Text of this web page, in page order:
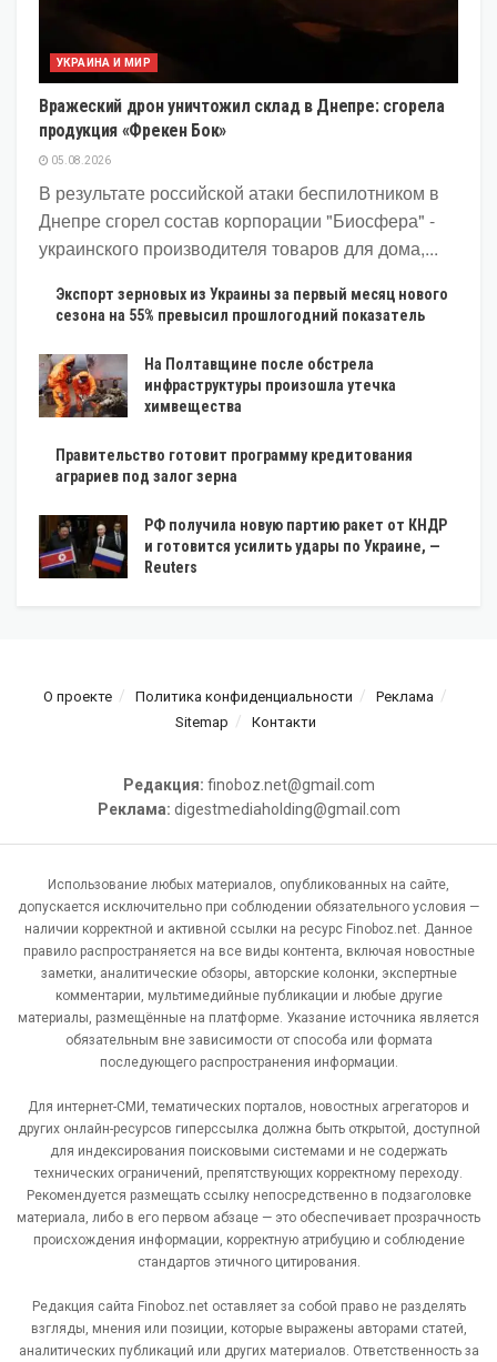
УКРАИНА И МИР
Вражеский дрон уничтожил склад в Днепре: сгорела
продукция «Фрекен Бок»
05.08.2026
В результате российской атаки беспилотником в
Днепре сгорел состав корпорации "Биосфера" -
украинского производителя товаров для дома,...
Экспорт зерновых из Украины за первый месяц нового
сезона на 55% превысил прошлогодний показатель
На Полтавщине после обстрела
инфраструктуры произошла утечка
химвещества
Правительство готовит программу кредитования
аграриев под залог зерна
РФ получила новую партию ракет от КНДР
и готовится усилить удары по Украине, —
Reuters
О проекте Политика конфиденциальности
Реклама
Sitemap
Контакти
Редакция: finoboz.net@gmail.com
Реклама: digestmediaholding@gmail.com
Использование любых материалов, опубликованных на сайте,
допускается исключительно при соблюдении обязательного условия —
наличии корректной и активной ссылки на ресурс Finoboz.net. Данное
правило распространяется на все виды контента, включая новостные
заметки, аналитические обзоры, авторские колонки, экспертные
комментарии, мультимедийные публикации и любые другие
материалы, размещённые на платформе. Указание источника является
обязательным вне зависимости от способа или формата
последующего распространения информации.
Для интернет-СМИ, тематических порталов, новостных агрегаторов и
других онлайн-ресурсов гиперссылка должна быть открытой, доступной
для индексирования поисковыми системами и не содержать
технических ограничений, препятствующих корректному переходу.
Рекомендуется размещать ссылку непосредственно в подзаголовке
материала, либо в его первом абзаце — это обеспечивает прозрачность
происхождения информации, корректную атрибуцию и соблюдение
стандартов этичного цитирования.
Редакция сайта Finoboz.net оставляет за собой право не разделять
взгляды, мнения или позиции, которые выражены авторами статей,
аналитических публикаций или других материалов. Ответственность за